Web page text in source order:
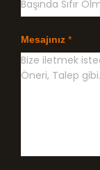
Mesajınız *